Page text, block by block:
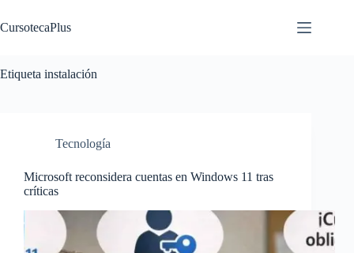
al
contenido
CursotecaPlus
Etiqueta instalación
Tecnología
Microsoft reconsidera cuentas en Windows 11 tras
críticas